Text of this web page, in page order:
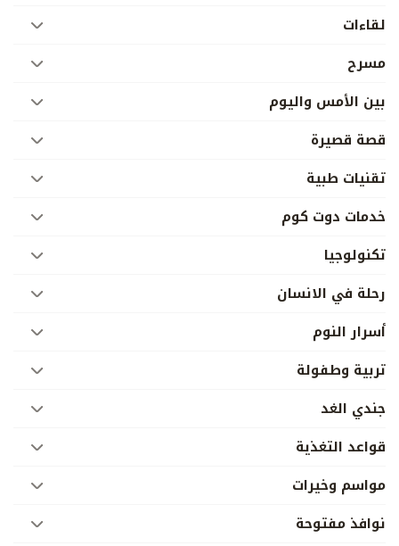
لقاءات
مسرح
بين الأمس واليوم
قصة قصيرة
تقنيات طبية
خدمات دوت كوم
تكنولوجيا
رحلة في الانسان
أسرار النوم
تربية وطفولة
جندي الغد
قواعد التغذية
مواسم وخيرات
نوافذ مفتوحة